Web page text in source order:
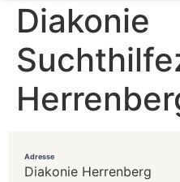
Diakonie
Adresse
Diakonie Herrenberg